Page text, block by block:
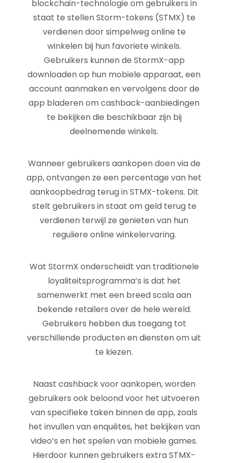
blockchain-technologie om gebruikers in
staat te stellen Storm-tokens (STMX) te
verdienen door simpelweg online te
winkelen bij hun favoriete winkels.
Gebruikers kunnen de StormX-app
downloaden op hun mobiele apparaat, een
account aanmaken en vervolgens door de
app bladeren om cashback-aanbiedingen
te bekijken die beschikbaar zijn bij
deelnemende winkels.
Wanneer gebruikers aankopen doen via de
app, ontvangen ze een percentage van het
aankoopbedrag terug in STMX-tokens. Dit
stelt gebruikers in staat om geld terug te
verdienen terwijl ze genieten van hun
reguliere online winkelervaring.
Wat StormX onderscheidt van traditionele
loyaliteitsprogramma’s is dat het
samenwerkt met een breed scala aan
bekende retailers over de hele wereld.
Gebruikers hebben dus toegang tot
verschillende producten en diensten om uit
te kiezen.
Naast cashback voor aankopen, worden
gebruikers ook beloond voor het uitvoeren
van specifieke taken binnen de app, zoals
het invullen van enquêtes, het bekijken van
video’s en het spelen van mobiele games.
Hierdoor kunnen gebruikers extra STMX-